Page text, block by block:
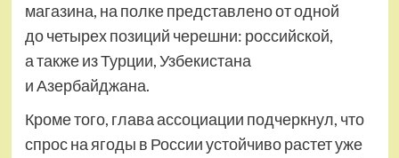
магазина, на полке представлено от одной
до четырех позиций черешни: российской,
а также из Турции, Узбекистана
и Азербайджана.
Кроме того, глава ассоциации подчеркнул, что
спрос на ягоды в России устойчиво растет уже